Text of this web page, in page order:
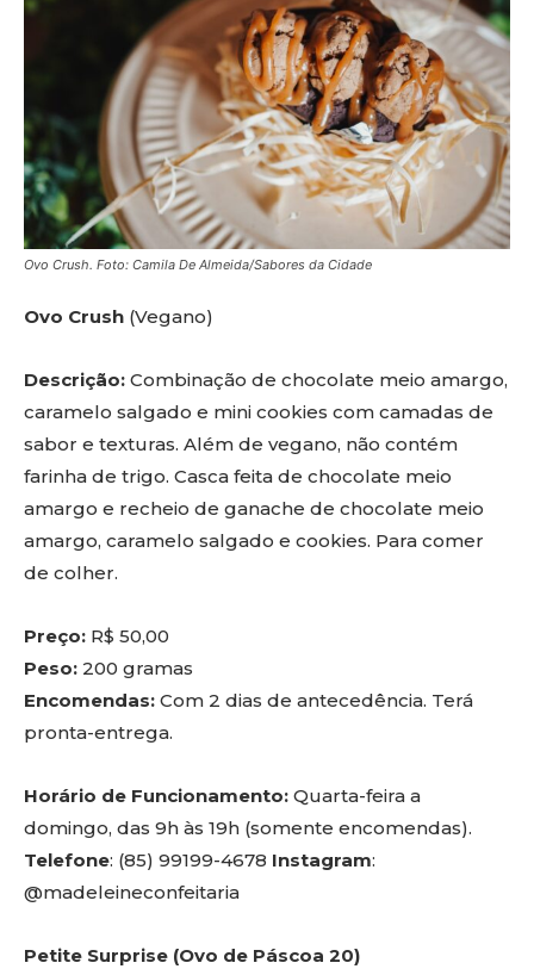
Ovo Crush. Foto: Camila De Almeida/Sabores da Cidade
Ovo Crush (Vegano)
Descrição: Combinação de chocolate meio amargo,
caramelo salgado e mini cookies com camadas de
sabor e texturas. Além de vegano, não contém
farinha de trigo. Casca feita de chocolate meio
amargo e recheio de ganache de chocolate meio
amargo, caramelo salgado e cookies. Para comer
de colher.
Preço: R$ 50,00
Peso: 200 gramas
Encomendas: Com 2 dias de antecedência. Terá
pronta-entrega.
Horário de Funcionamento: Quarta-feira a
domingo, das 9h às 19h (somente encomendas).
Telefone: (85) 99199-4678 Instagram:
@madeleineconfeitaria
Petite Surprise (Ovo de Páscoa 20)